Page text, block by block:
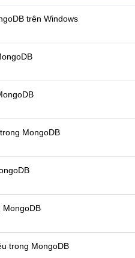
trên Windows
MongoDB
MongoDB
trong MongoDB